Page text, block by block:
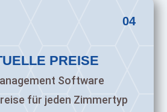
04
PREISE
Software
für jeden Zimmertyp